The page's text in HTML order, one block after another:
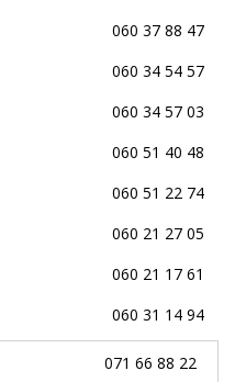
060 37 88 47
060 34 54 57
060 34 57 03
060 51 40 48
060 51 22 74
060 21 27 05
060 21 17 61
060 31 14 94
071 66 88 22